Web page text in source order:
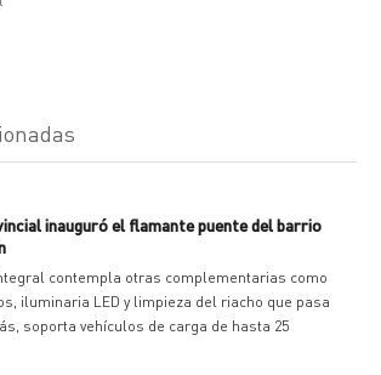
inauguró el flamante puente del barrio
contempla otras complementarias como
iluminaria LED y limpieza del riacho que pasa
soporta vehículos de carga de hasta 25